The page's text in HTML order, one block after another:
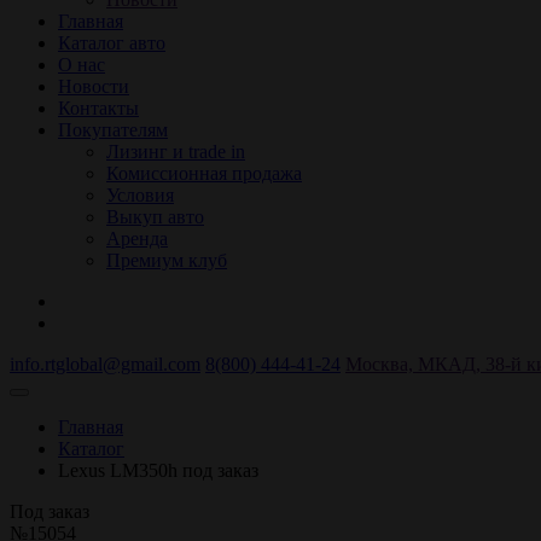
Главная
Каталог авто
О нас
Новости
Контакты
Покупателям
Лизинг и trade in
Комиссионная продажа
Условия
Выкуп авто
Аренда
Премиум клуб
info.rtglobal@gmail.com 8(800) 444-41-24
Главная
Каталог
Lexus LM350h под заказ
Под заказ
№15054